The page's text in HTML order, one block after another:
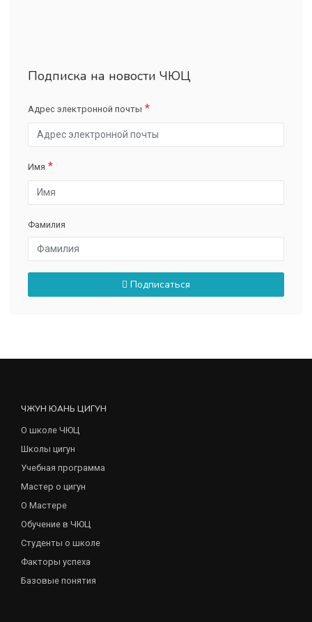
Подписка на новости ЧЮЦ
Адрес электронной почты
Имя
Фамилия
Подписаться
ЧЖУН ЮАНЬ ЦИГУН
О школе ЧЮЦ
Школы цигун
Учебная программа
Мастер о цигун
О Мастере
Обучение в ЧЮЦ
Студенты о школе
Факторы успеха
Базовые понятия